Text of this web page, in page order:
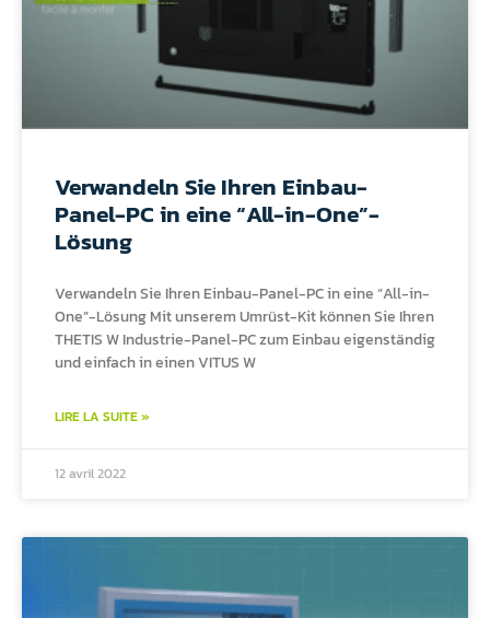
Verwandeln Sie Ihren Einbau-
Panel-PC in eine “All-in-One”-
Lösung
Verwandeln Sie Ihren Einbau-Panel-PC in eine “All-in-
One”-Lösung Mit unserem Umrüst-Kit können Sie Ihren
THETIS W Industrie-Panel-PC zum Einbau eigenständig
und einfach in einen VITUS W
LIRE LA SUITE »
12 avril 2022